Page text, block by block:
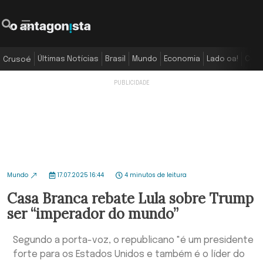
Crusoé Últimas Notícias Brasil Mundo Economia Lado oa!
Mundo 17.07.2025 16:44 4 minutos de leitura
Casa Branca rebate Lula sobre Trump
ser “imperador do mundo”
Segundo a porta-voz, o republicano "é um presidente
forte para os Estados Unidos e também é o líder do